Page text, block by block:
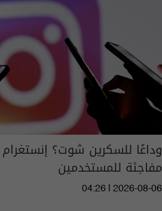
مفاجئة للمستخدمين
04:26 | 2026-08-06